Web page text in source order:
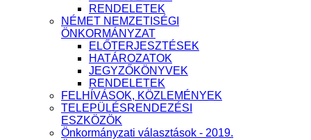
RENDELETEK
NÉMET NEMZETISÉGI
ÖNKORMÁNYZAT
ELŐTERJESZTÉSEK
HATÁROZATOK
JEGYZŐKÖNYVEK
RENDELETEK
FELHÍVÁSOK, KÖZLEMÉNYEK
TELEPÜLÉSRENDEZÉSI
ESZKÖZÖK
Önkormányzati választások - 2019.